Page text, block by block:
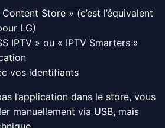
Store » (c’est l’équivalent
LG)
IPTV » ou « IPTV Smarters »
vos identifiants
l’application dans le store, vous
manuellement via USB, mais